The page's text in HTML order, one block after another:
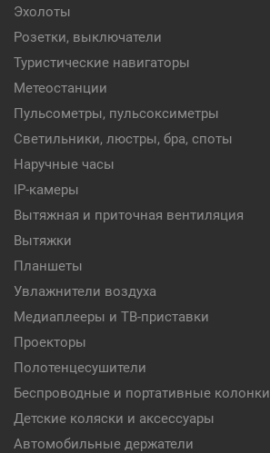
Эхолоты
Розетки, выключатели
Туристические навигаторы
Метеостанции
Пульсометры, пульсоксиметры
Светильники, люстры, бра, споты
Наручные часы
IP-камеры
Вытяжная и приточная вентиляция
Вытяжки
Планшеты
Увлажнители воздуха
Медиаплееры и ТВ-приставки
Проекторы
Полотенцесушители
Беспроводные и портативные колонки
Детские коляски и аксессуары
Автомобильные держатели